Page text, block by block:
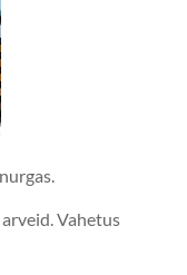
Vahetus